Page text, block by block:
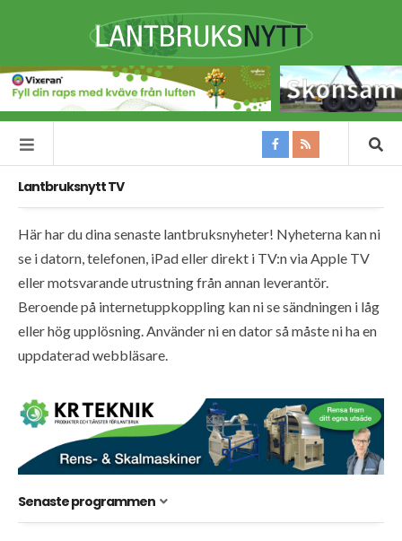
Lantbruksnytt TV
Här har du dina senaste lantbruksnyheter! Nyheterna kan ni
se i datorn, telefonen, iPad eller direkt i TV:n via Apple TV
eller motsvarande utrustning från annan leverantör.
Beroende på internetuppkoppling kan ni se sändningen i låg
eller hög upplösning. Använder ni en dator så måste ni ha en
uppdaterad webbläsare.
Senaste programmen